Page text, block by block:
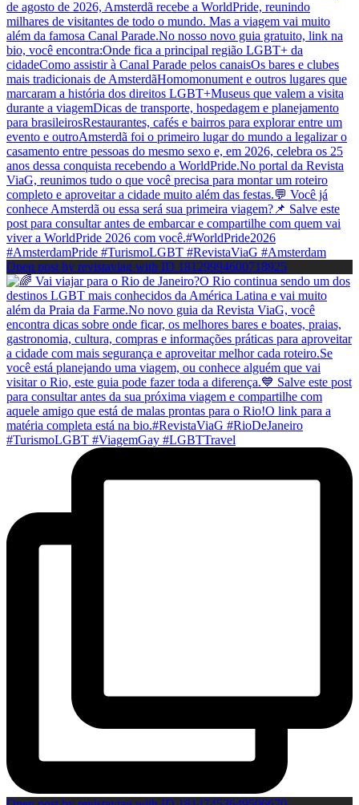
Open post by revistaviag with ID 18129994600718925